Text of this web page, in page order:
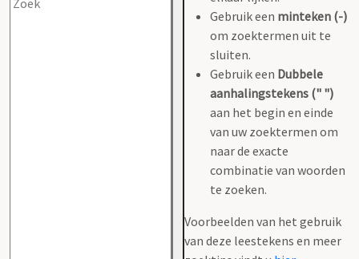
Gebruik een minteken (-)
om zoektermen uit te
sluiten.
Gebruik een Dubbele
aanhalingstekens (" ")
aan het begin en einde
van uw zoektermen om
naar de exacte
combinatie van woorden
te zoeken.
Voorbeelden van het gebruik
van deze leestekens en meer